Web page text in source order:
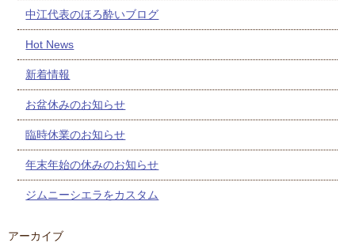
中江代表のほろ酔いブログ
Hot News
新着情報
お盆休みのお知らせ
臨時休業のお知らせ
年末年始の休みのお知らせ
ジムニーシエラをカスタム
アーカイブ